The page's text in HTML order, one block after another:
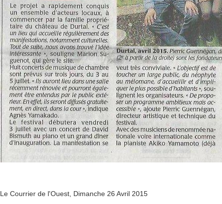
Le Courrier de l'Ouest, Dimanche 26 Avril 2015